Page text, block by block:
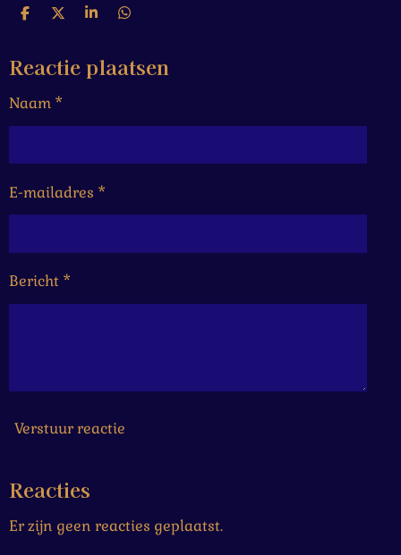
D
e
n
D
l
S
r
e
D
e
n
Reactie plaatsen
Naam *
E-mailadres *
Bericht *
Verstuur reactie
Reacties
Er zijn geen reacties geplaatst.